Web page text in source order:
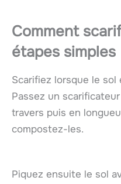
Comment
étapes simples
Scarifiez lorsque le
Passez un
travers puis en
compostez-les.
Piquez ensuite le sol